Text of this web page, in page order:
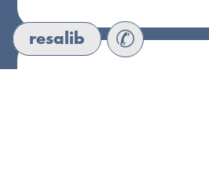
resalib ✆